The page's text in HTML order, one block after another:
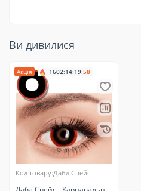
Ви дивилися
Акція 1602:14:19:57
Код товару:Дабл Спейс